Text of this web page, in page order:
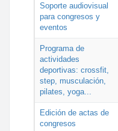
Soporte audiovisual
para congresos y
eventos
Programa de
actividades
deportivas: crossfit,
step, musculación,
pilates, yoga...
Edición de actas de
congresos